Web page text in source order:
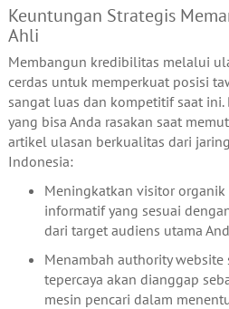
Keuntungan Strategis
Ahli
Membangun kredibilitas melalui
cerdas untuk memperkuat posisi
sangat luas dan kompetitif saat
yang bisa Anda rasakan saat
artikel ulasan berkualitas dari
Indonesia:
Meningkatkan visitor
informatif yang sesuai
dari target audiens utama
Menambah authority
tepercaya akan dianggap
mesin pencari dalam